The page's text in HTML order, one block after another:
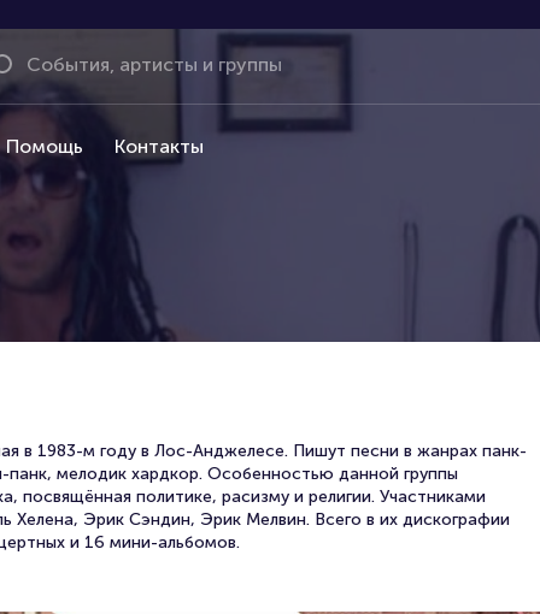
Помощь Контакты
в 1983-м году в Лос-Анджелесе. Пишут песни в жанрах панк-
панк, мелодик хардкор. Особенностью данной группы
посвящённая политике, расизму и религии. Участниками
Хелена, Эрик Сэндин, Эрик Мелвин. Всего в их дискографии
и 16 мини-альбомов.